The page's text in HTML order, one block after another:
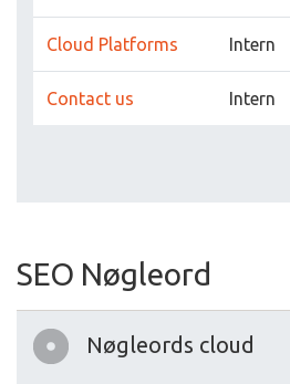
Cloud Platforms Intern
Contact us Intern
SEO Nøgleord
Nøgleords cloud